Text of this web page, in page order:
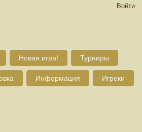
Войти
Новая игра! Турниры
Информация Игроки